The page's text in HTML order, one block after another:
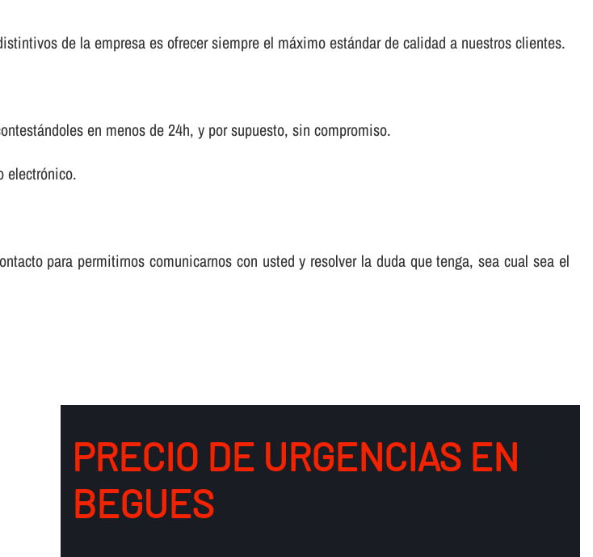
de la empresa es ofrecer siempre el máximo estándar de calidad a nuestros clientes.
en menos de 24h, y por supuesto, sin compromiso.
electrónico.
para permitirnos comunicarnos con usted y resolver la duda que tenga, sea cual sea el
PRECIO DE URGENCIAS EN
BEGUES